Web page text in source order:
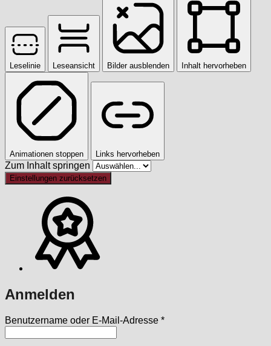
Leselinie Leseansicht Bilder ausblenden Inhalt hervorheben
Animationen stoppen Links hervorheben
Zum Inhalt springen
Einstellungen zurücksetzen
Anmelden
Benutzername oder E-Mail-Adresse *Erforderlich